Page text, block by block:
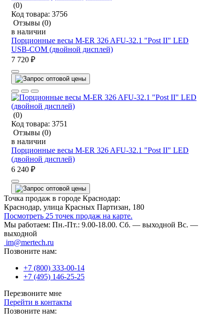
(0)
Код товара: 3756
Отзывы (0)
в наличии
Порционные весы M-ER 326 AFU-32.1 "Post II" LED
USB-COM (двойной дисплей)
7 720 ₽
(0)
Код товара: 3751
Отзывы (0)
в наличии
Порционные весы M-ER 326 AFU-32.1 "Post II" LED
(двойной дисплей)
6 240 ₽
Точка продаж в городе Краснодар:
Краснодар, улица Красных Партизан, 180
Посмотреть 25 точек продаж на карте.
Мы работаем: Пн.-Пт.: 9.00-18.00. Сб. — выходной Вс. —
выходной
im@mertech.ru
Позвоните нам:
+7 (800) 333-00-14
+7 (495) 146-25-25
Перезвоните мне
Перейти в контакты
Позвоните нам: